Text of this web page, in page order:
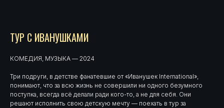
ТУР С ИВАНУШКАМИ
КОМЕДИЯ, МУЗЫКА — 2024
Три подруги, в детстве фанатевшие от «Иванушек International»,
понимают, что за всю жизнь не совершили ни одного безумного
поступка, всегда всё делали ради кого-то, а не для себя. Они
решают исполнить свою детскую мечту — поехать в тур за